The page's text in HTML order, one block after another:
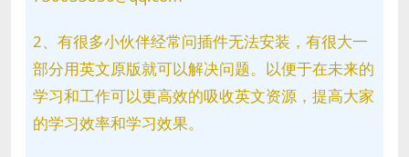
2、有很多小伙伴经常问插件无法安装，有很大一
部分用英文原版就可以解决问题。以便于在未来的
学习和工作可以更高效的吸收英文资源，提高大家
的学习效率和学习效果。